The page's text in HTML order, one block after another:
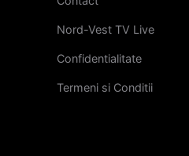
Nord-Vest TV Live
Confidentialitate
Termeni si Conditii